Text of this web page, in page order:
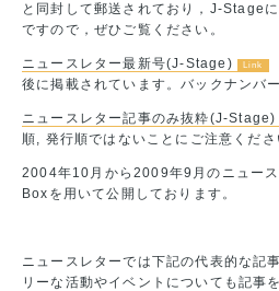
と同封して郵送されており，J-Stage
ですので，ぜひご覧ください。
ニュースレター最新号(J-Stage)
後に掲載されています。バックナンバ
ニュースレター記事のみ抜粋(J-Stage)
順, 発行順ではないことにご注意くださ
2004年10月から2009年9月のニュー
Boxを用いて公開しております。
ニュースレターでは下記の代表的な記
リーな活動やイベントについても記事